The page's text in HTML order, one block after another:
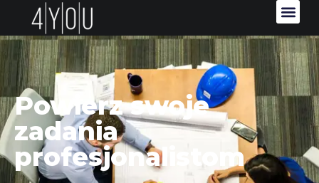
Powierz swoje
zadania
profesjonalistom